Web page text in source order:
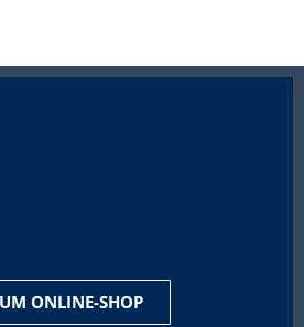
ONLINE-SHOP